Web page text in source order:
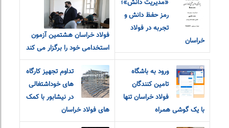
«مديريت دانش»؛
رمز حفظ دانش و
تجربه در فولاد
خراسان
فولاد خراسان هشتمین آزمون
استخدامی خود را برگزار می کند
ورود به باشگاه
تامین کنندگان
فولاد خراسان تنها
با یک گوشی همراه
تداوم تجهیز کارگاه
های خوداشتغالی
در نیشابور با کمک
های فولاد خراسان